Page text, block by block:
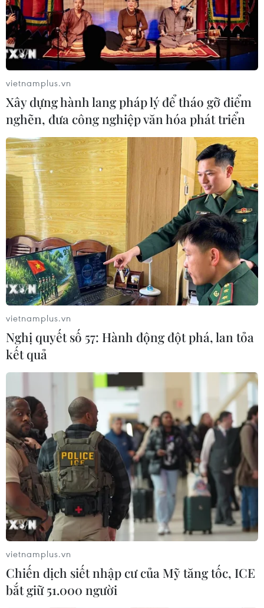
vietnamplus.vn
Xây dựng hành lang pháp lý để tháo gỡ điểm
nghẽn, đưa công nghiệp văn hóa phát triển
vietnamplus.vn
Nghị quyết số 57: Hành động đột phá, lan tỏa
kết quả
vietnamplus.vn
Chiến dịch siết nhập cư của Mỹ tăng tốc, ICE
bắt giữ 51.000 người